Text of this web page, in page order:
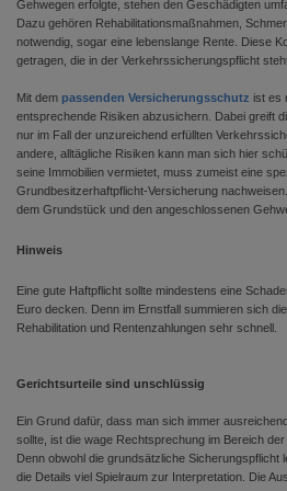
Gehwegen erfolgte, stehen den Geschädigten
Dazu gehören Rehabilitationsmaßnahmen,
notwendig, sogar eine lebenslange Rente. Diese
getragen, die in der Verkehrssicherungspflicht
Mit dem passenden Versicherungsschutz ist es
entsprechende Risiken abzusichern. Dabei greift
nur im Fall der unzureichend erfüllten
andere, alltägliche Risiken kann man sich hier
seine Immobilien vermietet, muss zumeist eine
Grundbesitzerhaftpflicht-Versicherung
dem Grundstück und den angeschlossenen
Hinweis
Eine gute Haftpflicht sollte mindestens eine
Euro decken. Denn im Ernstfall summieren sich
Rehabilitation und Rentenzahlungen sehr schnell.
Gerichtsurteile sind unschlüssig
Ein Grund dafür, dass man sich immer
sollte, ist die wage Rechtsprechung im Bereich
Denn obwohl die grundsätzliche Sicherungspflicht
die Details viel Spielraum zur Interpretation. Die